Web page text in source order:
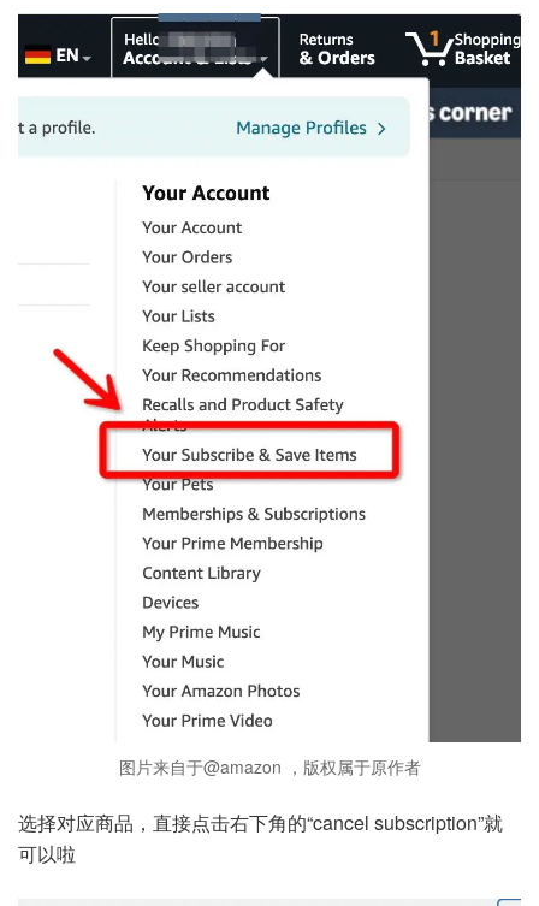
图片来自于@amazon ，版权属于原作者
选择对应商品，直接点击右下角的“cancel subscription”就
可以啦